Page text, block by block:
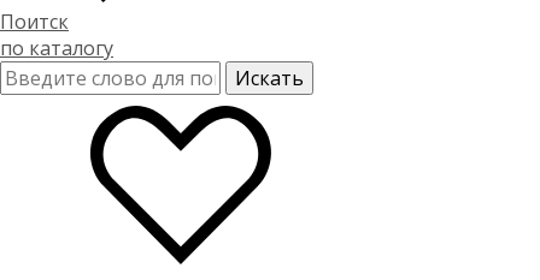
Поитск
по каталогу